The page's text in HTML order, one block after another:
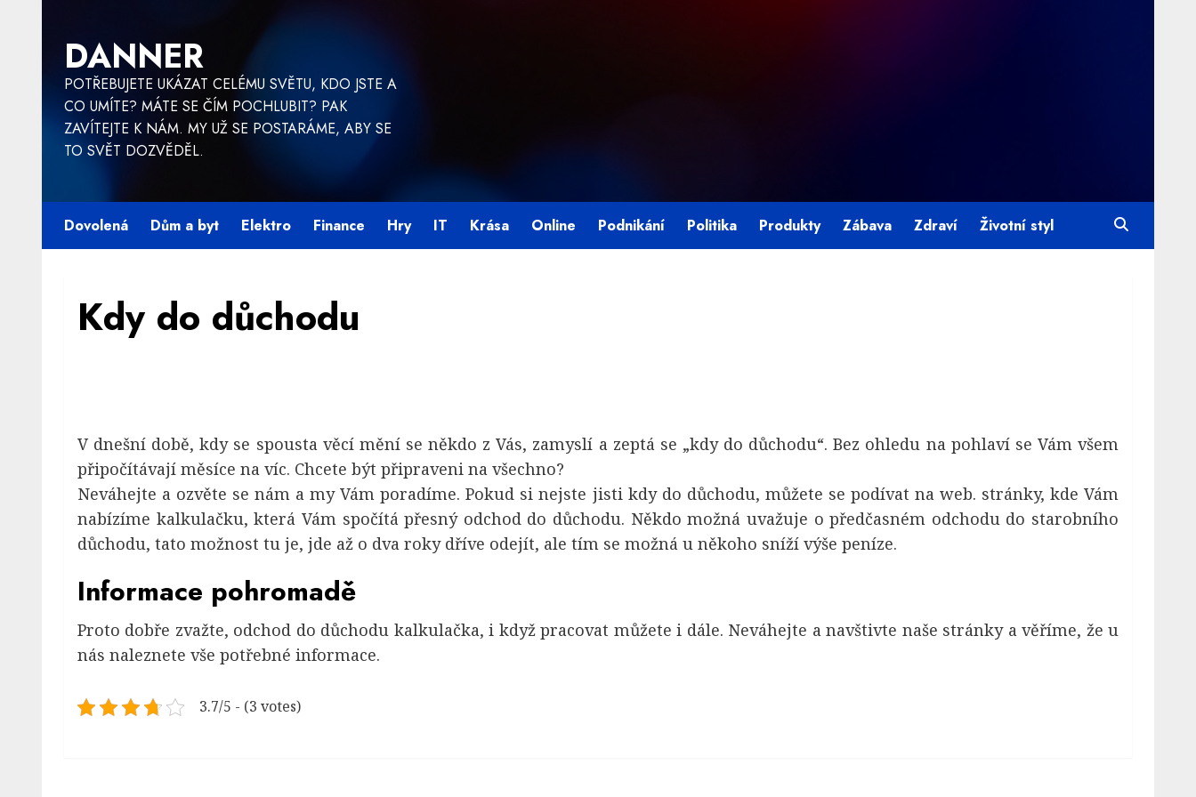
content
DANNER
POTŘEBUJETE UKÁZAT CELÉMU SVĚTU, KDO JSTE A
CO UMÍTE? MÁTE SE ČÍM POCHLUBIT? PAK
ZAVÍTEJTE K NÁM. MY UŽ SE POSTARÁME, ABY SE
TO SVĚT DOZVĚDĚL.
Dovolená Dům a byt Elektro Finance Hry IT Krása Online Podnikání Politika Produkty Zábava Zdraví Životní styl
Kdy do důchodu
V dnešní době, kdy se spousta věcí mění se někdo z Vás, zamyslí a zeptá se „kdy do důchodu“. Bez ohledu na pohlaví se Vám všem
připočítávají měsíce na víc. Chcete být připraveni na všechno?
Neváhejte a ozvěte se nám a my Vám poradíme. Pokud si nejste jisti kdy do důchodu, můžete se podívat na web. stránky, kde Vám
nabízíme kalkulačku, která Vám spočítá přesný odchod do důchodu. Někdo možná uvažuje o předčasném odchodu do starobního
důchodu, tato možnost tu je, jde až o dva roky dříve odejít, ale tím se možná u někoho sníží výše peníze.
Informace pohromadě
Proto dobře zvažte, odchod do důchodu kalkulačka, i když pracovat můžete i dále. Neváhejte a navštivte naše stránky a věříme, že u
nás naleznete vše potřebné informace.
3.7/5 - (3 votes)